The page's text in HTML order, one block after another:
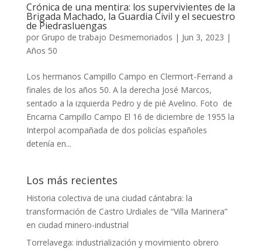
Crónica de una mentira: los supervivientes de la
Brigada Machado, la Guardia Civil y el secuestro
de Piedrasluengas
por Grupo de trabajo Desmemoriados | Jun 3, 2023 |
Años 50
Los hermanos Campillo Campo en Clermort-Ferrand a
finales de los años 50. A la derecha José Marcos,
sentado a la izquierda Pedro y de pié Avelino. Foto de
Encarna Campillo Campo El 16 de diciembre de 1955 la
Interpol acompañada de dos policías españoles
detenía en...
Los más recientes
Historia colectiva de una ciudad cántabra: la
transformación de Castro Urdiales de “Villa Marinera”
en ciudad minero-industrial
Torrelavega: industrialización y movimiento obrero